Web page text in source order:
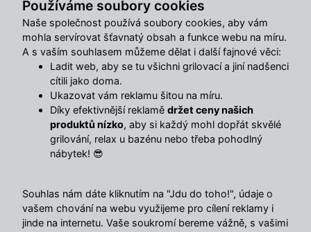
Používáme soubory cookies
Naše společnost používá soubory cookies, aby vám
mohla servírovat šťavnatý obsah a funkce webu na míru.
A s vaším souhlasem můžeme dělat i další fajnové věci:
Ladit web, aby se tu všichni grilovací a jiní nadšenci
cítili jako doma.
Ukazovat vám reklamu šitou na míru.
Díky efektivnější reklamě držet ceny našich
produktů nízko, aby si každý mohl dopřát skvělé
grilování, relax u bazénu nebo třeba pohodlný
nábytek! 😎
Souhlas nám dáte kliknutím na "Jdu do toho!", údaje o
vašem chování na webu využijeme pro cílení reklamy i
jinde na internetu. Vaše soukromí bereme vážně, s vašimi
Do košíku
Sdílet s přáteli
Popis
Závěsná lampa z černého ratanu a dřeva – štíhlá elegance,
která upoutá!
touto štíhlou závěsnou lampou v černém provedení.
Kombinace černého ratanu a dřevěných detailů dodává
prostoru moderní nádech a harmonii, která se hodí jak do